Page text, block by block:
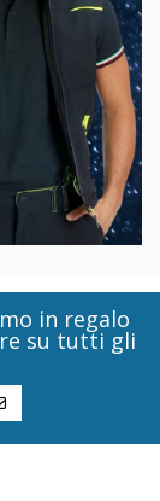
in regalo
su tutti gli